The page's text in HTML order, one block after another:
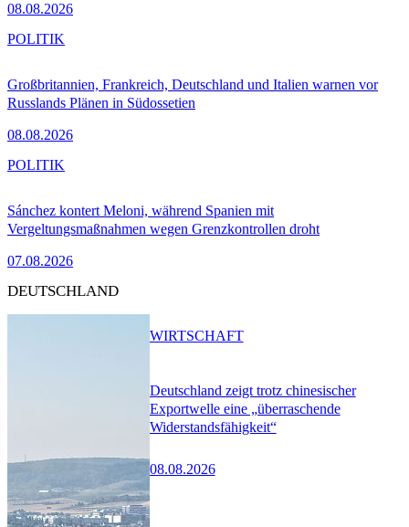
08.08.2026
Großbritannien, Frankreich, Deutschland und Italien warnen vor
Russlands Plänen in Südossetien
08.08.2026
POLITIK
Sánchez kontert Meloni, während Spanien mit
Vergeltungsmaßnahmen wegen Grenzkontrollen droht
07.08.2026
POLITIK
DEUTSCHLAND
Deutschland zeigt trotz chinesischer
Exportwelle eine „überraschende
Widerstandsfähigkeit“
08.08.2026
WIRTSCHAFT